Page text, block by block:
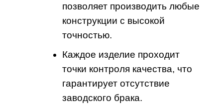
позволяет производить любые
конструкции с высокой
точностью.
Каждое изделие проходит
точки контроля качества, что
гарантирует отсутствие
заводского брака.